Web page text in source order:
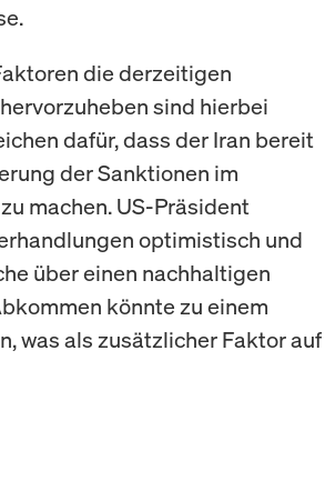
die derzeitigen
sind hierbei
dafür, dass der Iran bereit
der Sanktionen im
machen. US-Präsident
optimistisch und
über einen nachhaltigen
könnte zu einem
was als zusätzlicher Faktor auf